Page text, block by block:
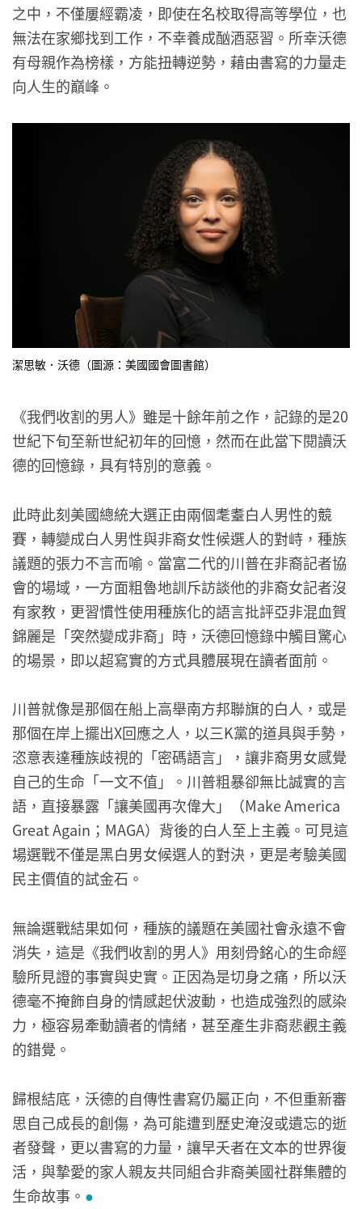
之中，不僅屢經霸凌，即使在名校取得高等學位，也
無法在家鄉找到工作，不幸養成酗酒惡習。所幸沃德
有母親作為榜樣，方能扭轉逆勢，藉由書寫的力量走
向人生的巔峰。
潔思敏．沃德（圖源：美國國會圖書館）
《我們收割的男人》雖是十餘年前之作，記錄的是20
世紀下旬至新世紀初年的回憶，然而在此當下閱讀沃
德的回憶錄，具有特別的意義。
此時此刻美國總統大選正由兩個耄耋白人男性的競
賽，轉變成白人男性與非裔女性候選人的對峙，種族
議題的張力不言而喻。當富二代的川普在非裔記者協
會的場域，一方面粗魯地訓斥訪談他的非裔女記者沒
有家教，更習慣性使用種族化的語言批評亞非混血賀
錦麗是「突然變成非裔」時，沃德回憶錄中觸目驚心
的場景，即以超寫實的方式具體展現在讀者面前。
川普就像是那個在船上高舉南方邦聯旗的白人，或是
那個在岸上擺出X回應之人，以三K黨的道具與手勢，
恣意表達種族歧視的「密碼語言」，讓非裔男女感覺
自己的生命「一文不值」。川普粗暴卻無比誠實的言
語，直接暴露「讓美國再次偉大」（Make America
Great Again；MAGA）背後的白人至上主義。可見這
場選戰不僅是黑白男女候選人的對決，更是考驗美國
民主價值的試金石。
無論選戰結果如何，種族的議題在美國社會永遠不會
消失，這是《我們收割的男人》用刻骨銘心的生命經
驗所見證的事實與史實。正因為是切身之痛，所以沃
德毫不掩飾自身的情感起伏波動，也造成強烈的感染
力，極容易牽動讀者的情緒，甚至產生非裔悲觀主義
的錯覺。
歸根結底，沃德的自傳性書寫仍屬正向，不但重新審
思自己成長的創傷，為可能遭到歷史淹沒或遺忘的逝
者發聲，更以書寫的力量，讓早夭者在文本的世界復
活，與摯愛的家人親友共同組合非裔美國社群集體的
生命故事。 ●